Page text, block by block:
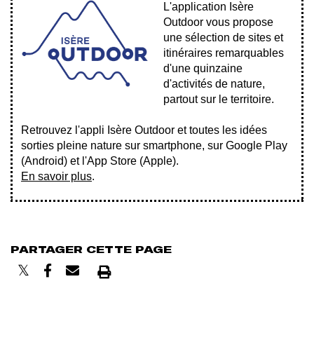
L'application Isère
Outdoor vous propose
une sélection de sites et
itinéraires remarquables
d'une quinzaine
d'activités de nature,
partout sur le territoire.
Retrouvez l'appli Isère Outdoor et toutes les idées
sorties pleine nature sur smartphone, sur Google Play
(Android) et l'App Store (Apple).
En savoir plus.
PARTAGER CETTE PAGE
Imprimer